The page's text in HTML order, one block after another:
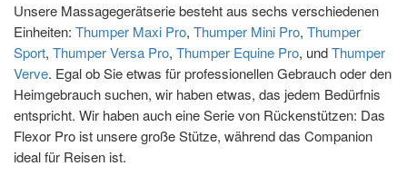
Unsere Massagegerätserie besteht aus sechs verschiedenen
Einheiten: Thumper Maxi Pro, Thumper Mini Pro, Thumper
Sport, Thumper Versa Pro, Thumper Equine Pro, undThumper
Verve. Egal ob Sie etwas für professionellen Gebrauch oder den
Heimgebrauch suchen, wir haben etwas, das jedem Bedürfnis
entspricht. Wir haben auch eine Serie von Rückenstützen: Das
Flexor Pro ist unsere große Stütze, während das Companion
ideal für Reisen ist.